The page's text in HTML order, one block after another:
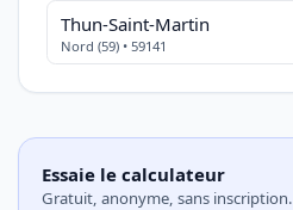
Thun-Saint-Martin
Nord (59) • 59141
Essaie le calculateur
Gratuit, anonyme, sans inscription.